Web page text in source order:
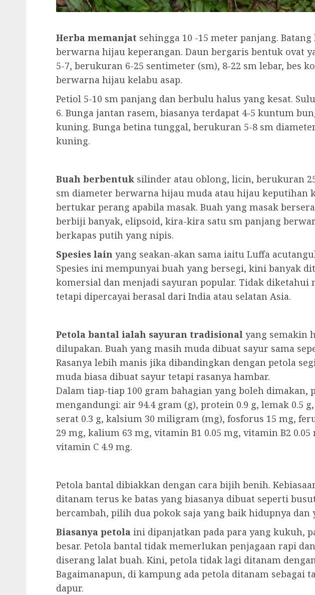
Herba memanjat sehingga 10 -15 meter panjang.
berwarna hijau keperangan. Daun bergaris bentuk ovat
5-7, berukuran 6-25 sentimeter (sm), 8-22 sm lebar, bes
berwarna hijau kelabu asap.
Petiol 5-10 sm panjang dan berbulu halus yang kesat.
6. Bunga jantan rasem, biasanya terdapat 4-5 kuntum
kuning. Bunga betina tunggal, berukuran 5-8 sm
kuning.
Buah berbentuk silinder atau oblong, licin, berukuran
sm diameter berwarna hijau muda atau hijau keputihan
bertukar perang apabila masak. Buah yang masak
berbiji banyak, elipsoid, kira-kira satu sm panjang
berkapas putih yang nipis.
Spesies lain yang seakan-akan sama iaitu Luffa
Spesies ini mempunyai buah yang bersegi, kini banyak
komersial dan menjadi sayuran popular. Tidak diketahui
tetapi dipercayai berasal dari India atau selatan Asia.
Petola bantal ialah sayuran tradisional yang semakin
dilupakan. Buah yang masih muda dibuat sayur sama
Rasanya lebih manis jika dibandingkan dengan petola
muda biasa dibuat sayur tetapi rasanya hambar.
Dalam tiap-tiap 100 gram bahagian yang boleh dimakan,
mengandungi: air 94.4 gram (g), protein 0.9 g, lemak 0.5
serat 0.3 g, kalsium 30 miligram (mg), fosforus 15 mg,
29 mg, kalium 63 mg, vitamin B1 0.05 mg, vitamin B2 0.05
vitamin C 4.9 mg.
Petola bantal dibiakkan dengan cara bijih benih.
ditanam terus ke batas yang biasanya dibuat seperti
bercambah, pilih dua pokok saja yang baik hidupnya dan
Biasanya petola ini dipanjatkan pada para yang kukuh,
besar. Petola bantal tidak memerlukan penjagaan rapi
diserang lalat buah. Kini, petola tidak lagi ditanam
Bagaimanapun, di kampung ada petola ditanam sebagai
dapur.